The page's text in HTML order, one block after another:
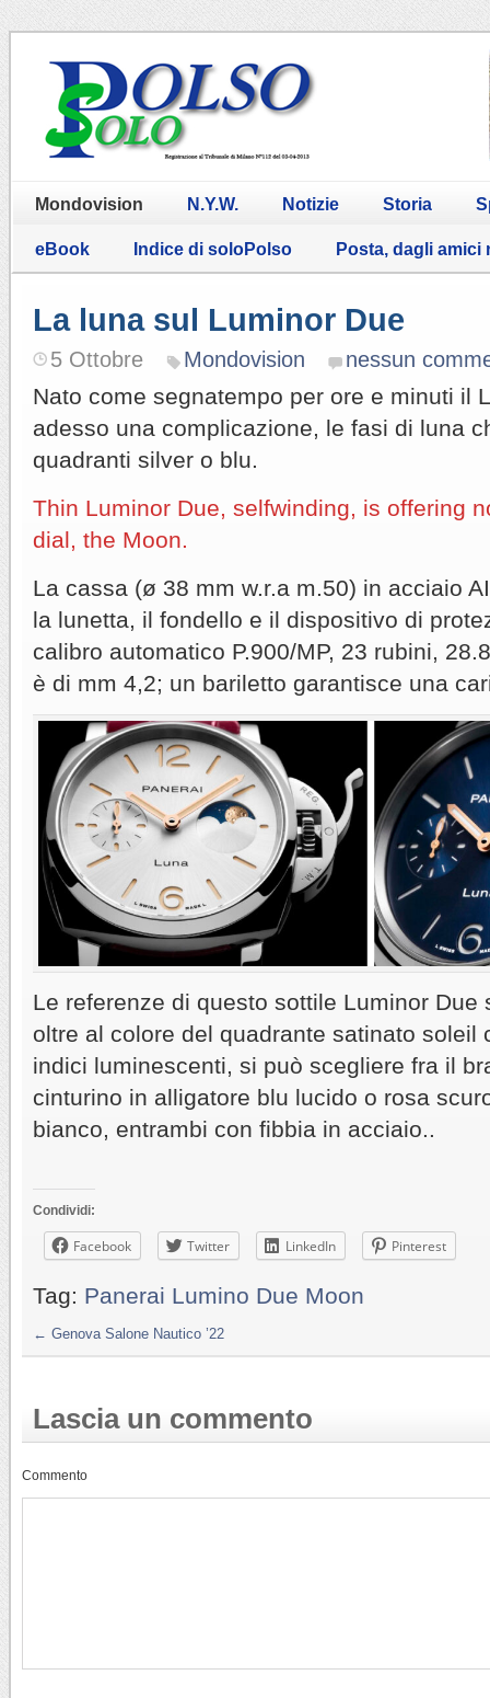
Mondovision N.Y.W. Notizie Storia
eBook Indice di soloPolso Posta, dagli amici
La luna sul Luminor Due
5 Ottobre Mondovision nessun
Nato come segnatempo per ore e minuti il
adesso una complicazione, le fasi di luna
quadranti silver o blu.
Thin Luminor Due, selfwinding, is offering
dial, the Moon.
La cassa (ø 38 mm w.r.a m.50) in acciaio
la lunetta, il fondello e il dispositivo di
calibro automatico P.900/MP, 23 rubini,
è di mm 4,2; un bariletto garantisce una
Le referenze di questo sottile Luminor Due
oltre al colore del quadrante satinato soleil
indici luminescenti, si può scegliere fra il
cinturino in alligatore blu lucido o rosa
bianco, entrambi con fibbia in acciaio..
Condividi:
Facebook Twitter LinkedIn Pinterest
Tag: Panerai Lumino Due Moon
← Genova Salone Nautico ’22
Lascia un commento
Commento